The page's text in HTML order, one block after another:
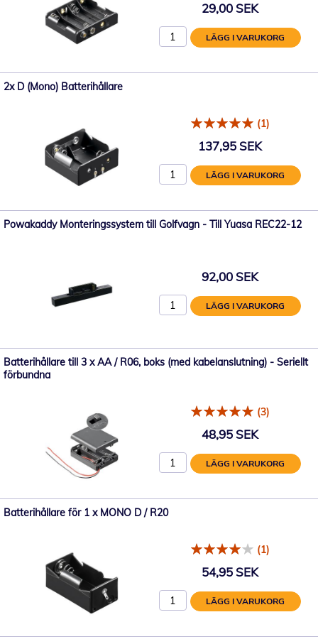
29,00 SEK
LÄGG I VARUKORG
2x D (Mono) Batterihållare
(1)
137,95 SEK
LÄGG I VARUKORG
Powakaddy Monteringssystem till Golfvagn - Till Yuasa REC22-12
92,00 SEK
LÄGG I VARUKORG
Batterihållare till 3 x AA / R06, boks (med kabelanslutning) - Seriellt
förbundna
(3)
48,95 SEK
LÄGG I VARUKORG
Batterihållare för 1 x MONO D / R20
(1)
54,95 SEK
LÄGG I VARUKORG